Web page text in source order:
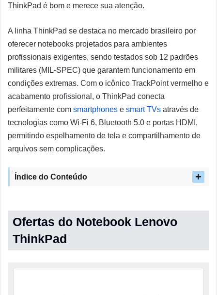
ThinkPad é bom e merece sua atenção.
A linha ThinkPad se destaca no mercado brasileiro por
oferecer notebooks projetados para ambientes
profissionais exigentes, sendo testados sob 12 padrões
militares (MIL-SPEC) que garantem funcionamento em
condições extremas. Com o icônico TrackPoint vermelho e
acabamento profissional, o ThinkPad conecta
perfeitamente com smartphones e smart TVs através de
tecnologias como Wi-Fi 6, Bluetooth 5.0 e portas HDMI,
permitindo espelhamento de tela e compartilhamento de
arquivos sem complicações.
Índice do Conteúdo
Ofertas do Notebook Lenovo
ThinkPad